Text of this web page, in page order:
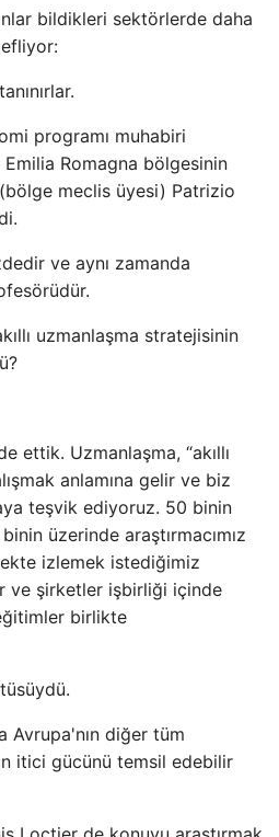
bildikleri sektörlerde daha
programı muhabiri
Romagna bölgesinin
meclis üyesi) Patrizio
ve aynı zamanda
uzmanlaşma stratejisinin
ettik. Uzmanlaşma, “akıllı
anlamına gelir ve biz
teşvik ediyoruz. 50 binin
üzerinde araştırmacımız
izlemek istediğimiz
ve şirketler işbirliği içinde
birlikte
Avrupa'nın diğer tüm
itici gücünü temsil edebilir